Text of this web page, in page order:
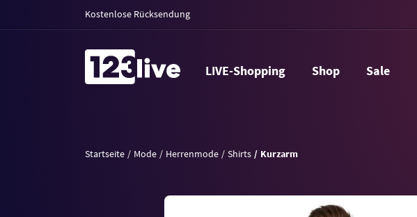
Kostenlose Rücksendung
LIVE-Shopping Shop Sale
Startseite Mode Herrenmode Shirts Kurzarm